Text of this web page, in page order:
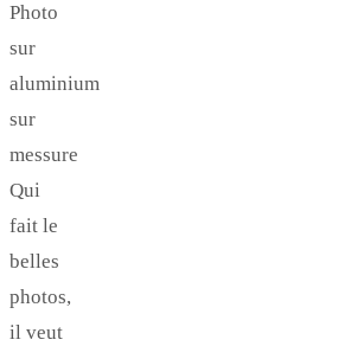
Photo
sur
aluminium
sur
messure
Qui
fait le
belles
photos,
il veut